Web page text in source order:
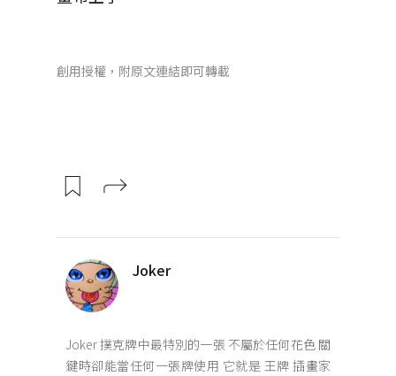
創用授權，附原文連結即可轉載
Joker
Joker 撲克牌中最特別的一張 不屬於任何花色 關
鍵時卻能當任何一張牌使用 它就是 王牌 插畫家